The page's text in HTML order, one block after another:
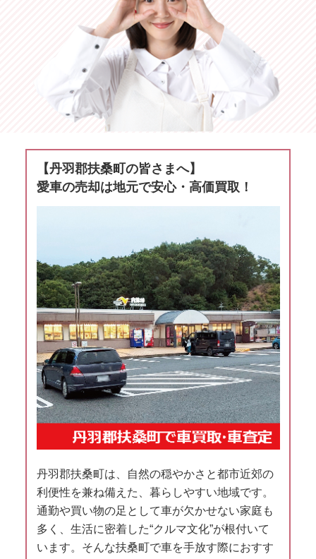
【丹羽郡扶桑町の皆さまへ】
愛車の売却は地元で安心・高価買取！
丹羽郡扶桑町は、自然の穏やかさと都市近郊の
利便性を兼ね備えた、暮らしやすい地域です。
通勤や買い物の足として車が欠かせない家庭も
多く、生活に密着した“クルマ文化”が根付いて
います。そんな扶桑町で車を手放す際におすす